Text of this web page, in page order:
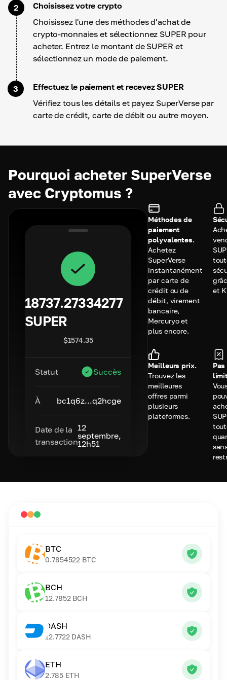
2
Choisissez votre crypto
Choisissez l'une des méthodes d'achat de
crypto-monnaies et sélectionnez SUPER pour
acheter. Entrez le montant de SUPER et
sélectionnez un mode de paiement.
3
Effectuez le paiement et recevez SUPER
Vérifiez tous les détails et payez SuperVerse par
carte de crédit, carte de débit ou autre moyen.
Pourquoi acheter SuperVerse
avec Cryptomus ?
18737.27334277
SUPER
$1574.35
Statut Succès
À bc1q6z...q2hcge
Date de la
transaction
12
septembre,
12h51
Méthodes de
paiement
polyvalentes.
Achetez
SuperVerse
instantanément
par carte de
crédit ou de
débit, virement
bancaire,
Mercuryo et
plus encore.
et
Meilleurs prix.
Trouvez les
meilleures
offres parmi
plusieurs
plateformes.
BTC
0.7854522 BTC
BCH
12.7852 BCH
DASH
12.7722 DASH
ETH
2.785 ETH